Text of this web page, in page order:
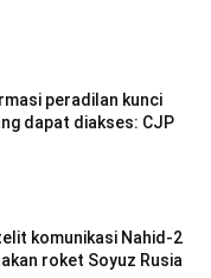
peradilan kunci
dapat diakses: CJP
komunikasi Nahid-2
roket Soyuz Rusia